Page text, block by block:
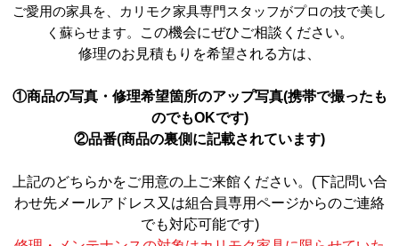
ご愛用の家具を、カリモク家具専門スタッフがプロの技で美し
く蘇らせます。
この機会にぜひご相談ください。
修理のお見積もりを希望される方は、
①商品の写真・修理希望箇所のアップ写真(携帯で撮ったも
のでもOKです)
②品番(商品の裏側に記載されています)
上記のどちらかをご用意の上ご来館ください。(下記問い合
わせ先メールアドレス又は組合員専用ページからのご連絡
でも対応可能です)